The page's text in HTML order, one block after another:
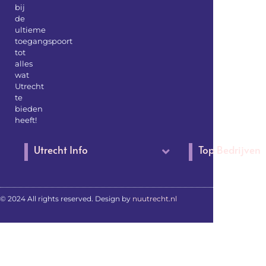
bij
de
ultieme
toegangspoort
tot
alles
wat
Utrecht
te
bieden
heeft!
Utrecht Info Top Bedrijven
© 2024 All rights reserved. Design by nuutrecht.nl